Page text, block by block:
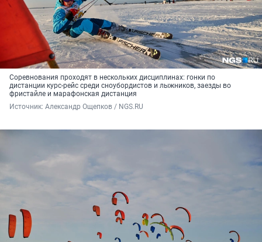
Соревнования проходят в нескольких дисциплинах: гонки по
дистанции курс-рейс среди сноубордистов и лыжников, заезды во
фристайле и марафонская дистанция
Источник: Александр Ощепков / NGS.RU